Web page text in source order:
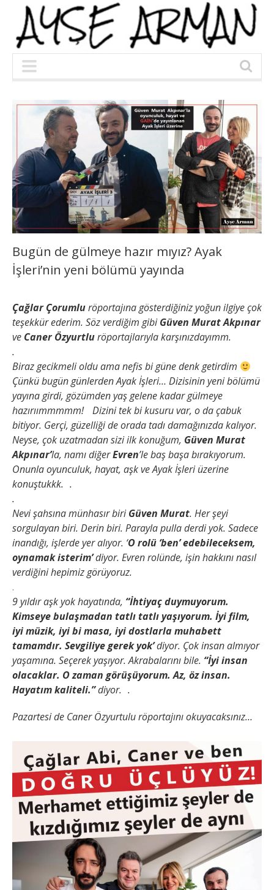
Bugün de gülmeye hazır mıyız? Ayak
İşleri’nin yeni bölümü yayında
Çağlar Çorumluröportajına gösterdiğiniz yoğun ilgiye çok
teşekkür ederim. Söz verdiğim gibiGüven Murat Akpınar
ve Caner Özyurtluröportajlarıyla karşınızdayımm.
.
Biraz gecikmeli oldu ama nefis bi güne denk getirdim
Çünkü bugün günlerden Ayak İşleri… Dizisinin yeni bölümü
yayına girdi, gözümden yaş gelene kadar gülmeye
hazırıımmmmm! Dizini tek bi kusuru var, o da çabuk
bitiyor. Gerçi, güzelliği de orada tadı damağınızda kalıyor.
Neyse, çok uzatmadan sizi ilk konuğum, Güven Murat
Akpınar’la, namı diğerEvren’le baş başa bırakıyorum.
Onunla oyunculuk, hayat, aşk ve Ayak İşleri üzerine
konuştukkk. .
.
Nevi şahsına münhasır biriGüven Murat. Her şeyi
sorgulayan biri. Derin biri. Parayla pulla derdi yok. Sadece
inandığı, işlerde yer alıyor. ‘O rolü ‘ben’ edebileceksem,
oynamak isterim’diyor. Evren rolünde, işin hakkını nasıl
verdiğini hepimiz görüyoruz.
.
9 yıldır aşk yok hayatında, “İhtiyaç duymuyorum.
Kimseye bulaşmadan tatlı tatlı yaşıyorum. İyi film,
iyi müzik, iyi bi masa, iyi dostlarla muhabett
tamamdır. Sevgiliye gerek yok’diyor. Çok insan almıyor
yaşamına. Seçerek yaşıyor. Akrabalarını bile. “İyi insan
olacaklar. O zaman görüşüyorum. Az, öz insan.
Hayatım kaliteli.”diyor. .
Pazartesi de Caner Özyurtulu röportajını okuyacaksınız…